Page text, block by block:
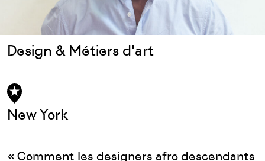
Design & Métiers d'art
New York
« Comment les designers afro descendants